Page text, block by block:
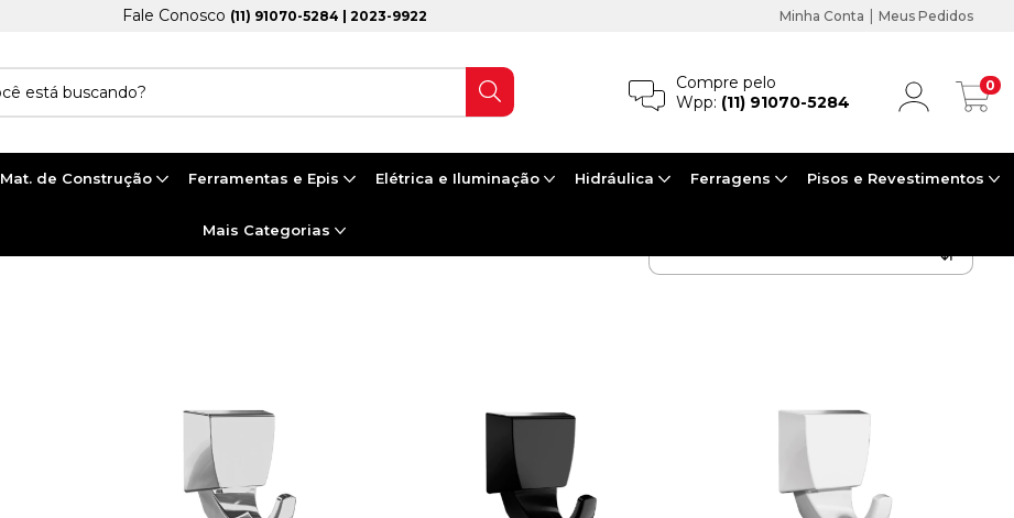
Fale Conosco (11) 91070-5284 | 2023-9922 Minha Conta | Meus Pedidos
Compre pelo
Wpp: (11) 91070-5284
0
Mat. de Construção Ferramentas e Epis Elétrica e Iluminação Hidráulica Ferragens Pisos e Revestimentos
Mais Categorias